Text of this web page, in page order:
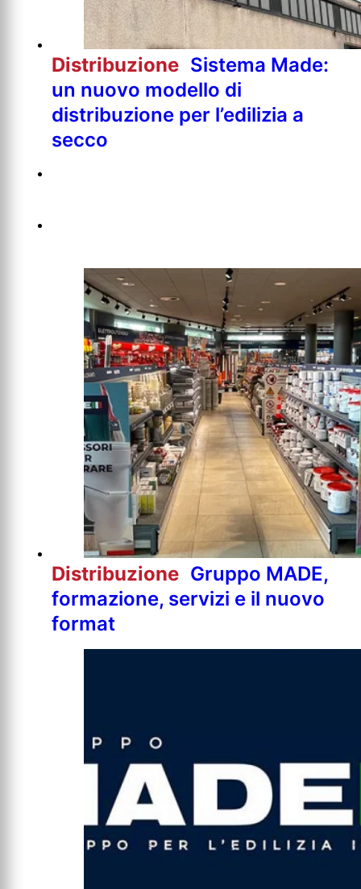
Distribuzione Sistema Made:
un nuovo modello di
distribuzione per l’edilizia a
secco
Distribuzione Gruppo MADE,
formazione, servizi e il nuovo
format